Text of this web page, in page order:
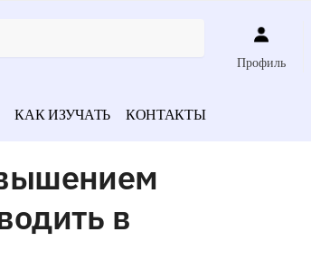
Профиль
КАК ИЗУЧАТЬ КОНТАКТЫ
в